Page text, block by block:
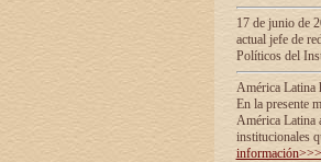
17 de junio de
actual jefe de
Políticos del
América Latina
En la presente
América Latina
institucionales
información>>>